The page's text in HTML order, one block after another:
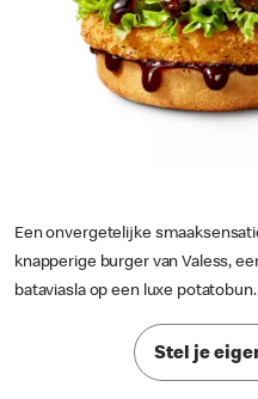
Een onvergetelijke
knapperige burger van Valess,
bataviasla op een luxe
Stel je